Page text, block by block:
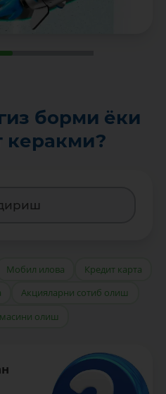
борми ёки
керакми?
Мобил илова
Кредит карта
Акцияларни сотиб олиш
олиш